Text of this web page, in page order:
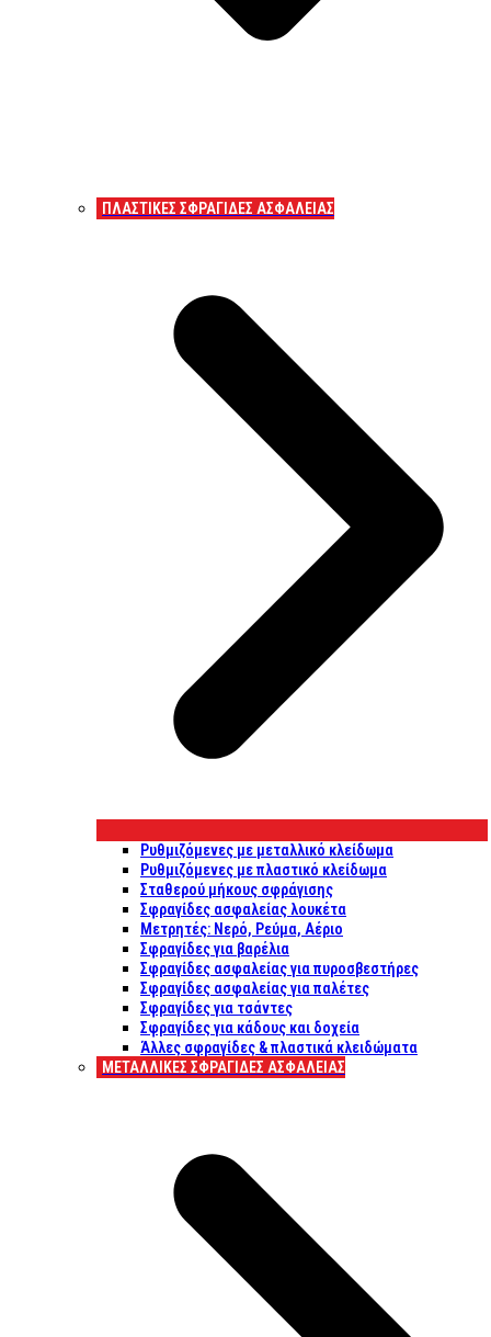
ΠΛΑΣΤΙΚΕΣ ΣΦΡΑΓΙΔΕΣ ΑΣΦΑΛΕΙΑΣ
Ρυθμιζόμενες με μεταλλικό κλείδωμα
Ρυθμιζόμενες με πλαστικό κλείδωμα
Σταθερού μήκους σφράγισης
Σφραγίδες ασφαλείας λουκέτα
Μετρητές: Νερό, Ρεύμα, Αέριο
Σφραγίδες για βαρέλια
Σφραγίδες ασφαλείας για πυροσβεστήρες
Σφραγίδες ασφαλείας για παλέτες
Σφραγίδες για τσάντες
Σφραγίδες για κάδους και δοχεία
Άλλες σφραγίδες & πλαστικά κλειδώματα
ΜΕΤΑΛΛΙΚΕΣ ΣΦΡΑΓΙΔΕΣ ΑΣΦΑΛΕΙΑΣ